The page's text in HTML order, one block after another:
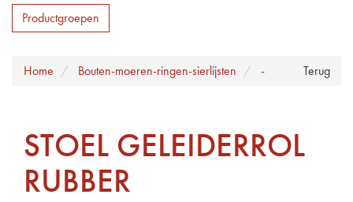
Productgroepen
Terug
Home Bouten-moeren-ringen-sierlijsten -
STOEL GELEIDERROL
RUBBER